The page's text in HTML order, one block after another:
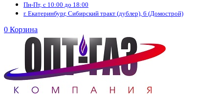
Пн-Пт, с 10:00 до 18:00
г. Екатеринбург, Сибирский тракт (дублер), 6 (Домострой)
0 Корзина